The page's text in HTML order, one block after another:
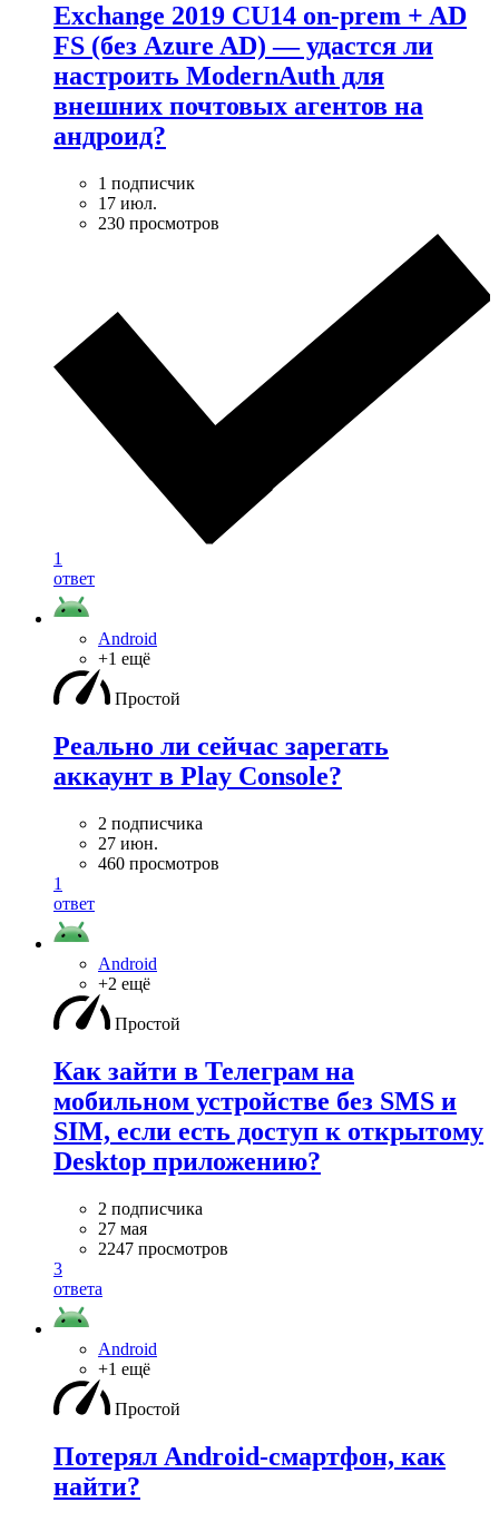
Exchange 2019 CU14 on-prem + AD
FS (без Azure AD) — удаcтся ли
настроить ModernAuth для
внешних почтовых агентов на
андроид?
1 подписчик
17 июл.
230 просмотров
1
ответ
Android
+1 ещё
Простой
Реально ли сейчас зарегать
аккаунт в Play Console?
2 подписчика
27 июн.
460 просмотров
1
ответ
Android
+2 ещё
Простой
Как зайти в Телеграм на
мобильном устройстве без SMS и
SIM, если есть доступ к открытому
Desktop приложению?
2 подписчика
27 мая
2247 просмотров
3
ответа
Android
+1 ещё
Простой
Потерял Android-смартфон, как
найти?